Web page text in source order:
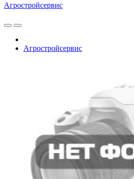
Агростройсервис
Агростройсервис